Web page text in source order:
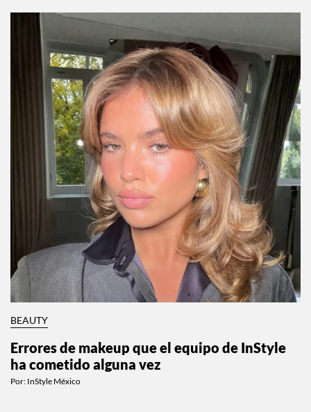
BEAUTY
Errores de makeup que el equipo de InStyle
ha cometido alguna vez
Por: InStyle México